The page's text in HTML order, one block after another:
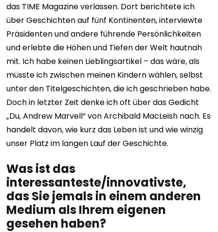
das TIME Magazine verlassen. Dort berichtete ich
über Geschichten auf fünf Kontinenten, interviewte
Präsidenten und andere führende Persönlichkeiten
und erlebte die Höhen und Tiefen der Welt hautnah
mit. Ich habe keinen Lieblingsartikel – das wäre, als
müsste ich zwischen meinen Kindern wählen, selbst
unter den Titelgeschichten, die ich geschrieben habe.
Doch in letzter Zeit denke ich oft über das Gedicht
„Du, Andrew Marvell“ von Archibald MacLeish nach. Es
handelt davon, wie kurz das Leben ist und wie winzig
unser Platz im langen Lauf der Geschichte.
Was ist das
interessanteste/innovativste,
das Sie jemals in einem anderen
Medium als Ihrem eigenen
gesehen haben?